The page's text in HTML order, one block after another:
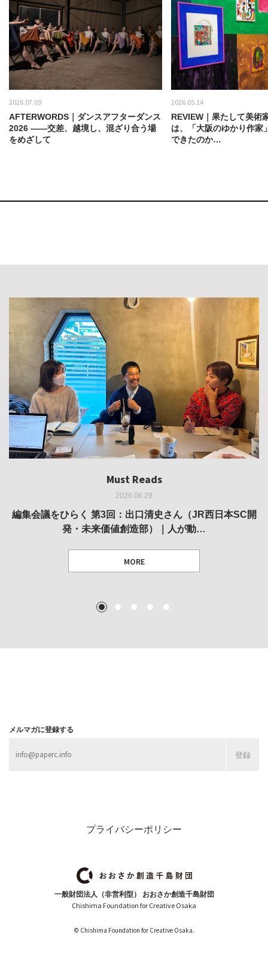
2026.07.09
AFTERWORDS｜ダンスアフターダンス
2026 ——交差、越境し、混ざり合う場
をめざして
2026.05.14
REVIEW｜果たして美術
は、「大阪のゆかり作家
できたのか…
Must Reads
2026.06.29
編集会議をひらく 第3回：出口清史さん（JR西日本SC開
発・未来価値創造部）｜人が動…
MORE
Must Reads
2026.05.14
REVIEW｜果たして美術家・梅津庸一は、「大阪のゆかり
作家」となることができたのか…
Must Reads
2026.03.11
REPORT｜博覧会の残像
MORE
Must Reads
2026.02.25
REVIEW｜菊池聡太朗 個展「余りの風景」
MORE
Must Reads
2025.10.01
REVIEW｜生の存在証明としての線——「ライフライン」
展
1 2 3 4 5
メルマガに登録する
プライバシーポリシー
一般財団法人（非営利型） おおさか創造千島財団
Chishima Foundation for Creative Osaka
© Chishima Foundation for Creative Osaka.